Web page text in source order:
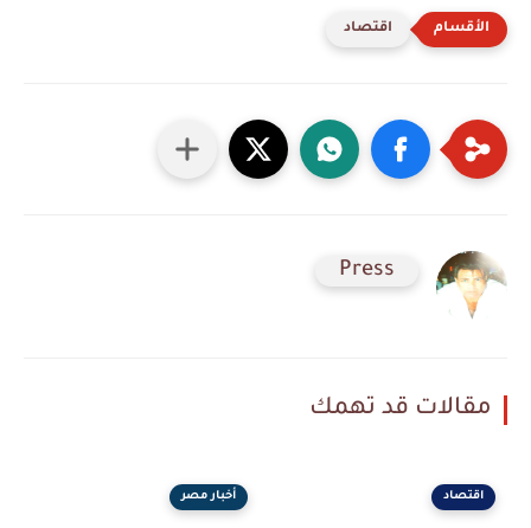
اقتصاد
Press
مقالات قد تهمك
اقتصاد أخبار مصر